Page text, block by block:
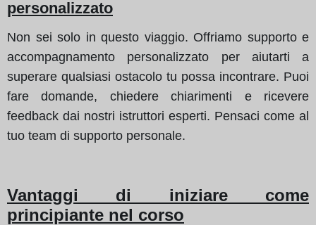
personalizzato
Non sei solo in questo viaggio. Offriamo supporto e
accompagnamento personalizzato per aiutarti a
superare qualsiasi ostacolo tu possa incontrare. Puoi
fare domande, chiedere chiarimenti e ricevere
feedback dai nostri istruttori esperti. Pensaci come al
tuo team di supporto personale.
Vantaggi di iniziare come
principiante nel corso